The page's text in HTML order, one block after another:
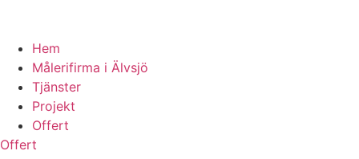
Hem
Målerifirma i Älvsjö
Tjänster
Projekt
Offert
Offert